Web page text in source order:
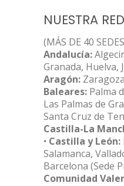
NUESTRA
(MÁS DE 40
Andalucía:
Granada, Huelva,
Aragón:
Baleares: Palma
Las Palmas de
Santa Cruz de
Castilla-La
• Castilla y León:
Salamanca,
Barcelona (Sede
Comunidad